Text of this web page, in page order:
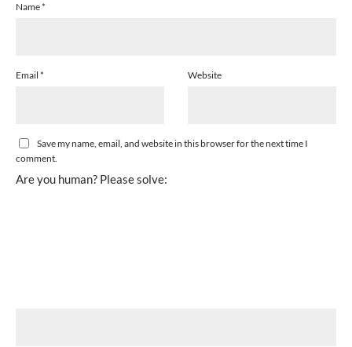
Name*
Email * Website
Save my name, email, and website in this browser for the next time I
comment.
Are you human? Please solve: